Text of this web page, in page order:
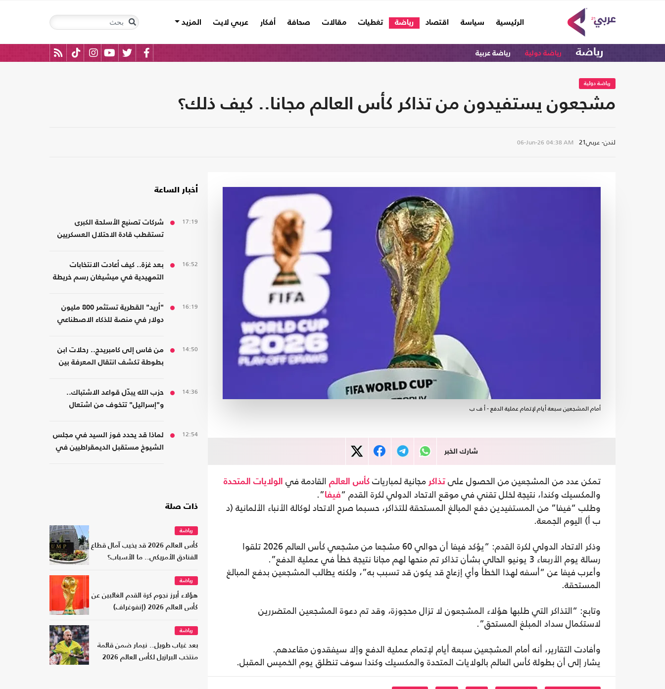
الرئيسية
(current) سياسة اقتصاد رياضة تغطيات مقالات صحافة أفكار عربي لايت المزيد
رياضة رياضة دولية رياضة عربية
رياضة دولية
مشجعون يستفيدون من تذاكر كأس العالم مجانا.. كيف ذلك؟
لندن- عربي21 06-Jun-26 04:38 AM
أمام المشجعين سبعة أيام لإتمام عملية الدفع - أ ف ب
شارك الخبر
تمكن عدد من المشجعين من الحصول على تذاكر مجانية لمباريات كأس العالم القادمة في الولايات المتحدة
والمكسيك وكندا، نتيجة لخلل تقني في موقع الاتحاد الدولي لكرة القدم “فيفا”.
وطلب “فيفا” من المستفيدين دفع المبالغ المستحقة للتذاكر، حسبما صرح الاتحاد لوكالة الأنباء الألمانية (د
ب أ) اليوم الجمعة.
وذكر الاتحاد الدولي لكرة القدم: “يؤكد فيفا أن حوالي 60 مشجعا من مشجعي كأس العالم 2026 تلقوا
رسالة يوم الأربعاء 3 يونيو الحالي بشأن تذاكر تم منحها لهم مجانا نتيجة خطأ في عملية الدفع”.
وأعرب فيفا عن “أسفه لهذا الخطأ وأي إزعاج قد يكون قد تسبب به”، ولكنه يطالب المشجعين بدفع المبالغ
المستحقة.
وتابع: “التذاكر التي طلبها هؤلاء المشجعون لا تزال محجوزة، وقد تم دعوة المشجعين المتضررين
لاستكمال سداد المبلغ المستحق”.
وأفادت التقارير، أنه أمام المشجعين سبعة أيام لإتمام عملية الدفع وإلا سيفقدون مقاعدهم.
يشار إلى أن بطولة كأس العالم بالولايات المتحدة والمكسيك وكندا سوف تنطلق يوم الخميس المقبل.
أخبار الساعة
17:19
شركات تصنيع الأسلحة الكبرى
تستقطب قادة الاحتلال العسكريين
16:52
بعد غزة.. كيف أعادت الانتخابات
التمهيدية في ميشيغان رسم خريطة
16:19
"أريد" القطرية تستثمر 800 مليون
دولار في منصة للذكاء الاصطناعي
14:50
من فاس إلى كامبريدج.. رحلات ابن
بطوطة تكشف انتقال المعرفة بين
14:36
حزب الله يبدّل قواعد الاشتباك..
و"إسرائيل" تتخوف من اشتعال
12:54
لماذا قد يحدد فوز السيد في مجلس
الشيوخ مستقبل الديمقراطيين في
ذات صلة
رياضة
كأس العالم 2026 قد يخيب آمال قطاع
الفنادق الأمريكي.. ما الأسباب؟
رياضة
هؤلاء أبرز نجوم كرة القدم الغائبين عن
كأس العالم 2026 (إنفوغراف)
رياضة
بعد غياب طويل.. نيمار ضمن قائمة
منتخب البرازيل لكأس العالم 2026